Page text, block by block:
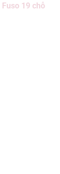
Fuso 19 chỗ